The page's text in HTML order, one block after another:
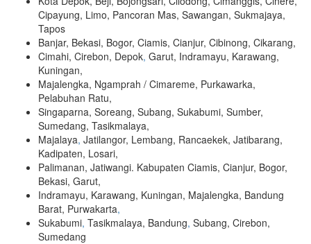
Cipayung, Limo, Pancoran Mas, Sawangan, Sukmajaya,
Tapos
Banjar, Bekasi, Bogor, Ciamis, Cianjur, Cibinong, Cikarang,
Cimahi, Cirebon, Depok, Garut, Indramayu, Karawang,
Kuningan,
Majalengka, Ngamprah / Cimareme, Purkawarka,
Pelabuhan Ratu,
Singaparna, Soreang, Subang, Sukabumi, Sumber,
Sumedang, Tasikmalaya,
Majalaya, Jatilangor, Lembang, Rancaekek, Jatibarang,
Kadipaten, Losari,
Palimanan, Jatiwangi. Kabupaten Ciamis, Cianjur, Bogor,
Bekasi, Garut,
Indramayu, Karawang, Kuningan, Majalengka, Bandung
Barat, Purwakarta,
Sukabumi, Tasikmalaya, Bandung, Subang, Cirebon,
Sumedang